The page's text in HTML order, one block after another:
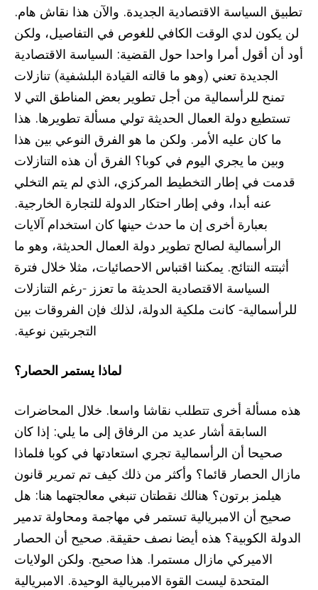
تطبيق السياسة الاقتصادية الجديدة. والآن هذا نقاش هام.
لن يكون لدي الوقت الكافي للغوص في التفاصيل، ولكن
أود أن أقول أمرا واحدا حول القضية: السياسة الاقتصادية
الجديدة تعني (وهو ما قالته القيادة البلشفية) تنازلات
تمنح للرأسمالية من أجل تطوير بعض المناطق التي لا
تستطيع دولة العمال الحديثة تولي مسألة تطويرها. هذا
ما كان عليه الأمر. ولكن ما هو الفرق النوعي بين هذا
وبين ما يجري اليوم في كوبا؟ الفرق أن هذه التنازلات
قدمت في إطار التخطيط المركزي، الذي لم يتم التخلي
عنه أبدا، وفي إطار احتكار الدولة للتجارة الخارجية.
بعبارة أخرى إن ما حدث حينها كان استخدام آلايات
الرأسمالية لصالح تطوير دولة العمال الحديثة، وهو ما
أثبتته النتائج. يمكننا اقتباس الاحصائيات، مثلا خلال فترة
السياسة الاقتصادية الحديثة ما تعزز -رغم التنازلات
للرأسمالية- كانت ملكية الدولة، لذلك فإن الفروقات بين
التجربتين نوعية.
لماذا يستمر الحصار؟
هذه مسألة أخرى تتطلب نقاشا واسعا. خلال المحاضرات
السابقة أشار عديد من الرفاق إلى ما يلي: إذا كان
صحيحا أن الرأسمالية تجري استعادتها في كوبا فلماذا
مازال الحصار قائما؟ وأكثر من ذلك كيف تم تمرير قانون
هيلمز برتون؟ هنالك نقطتان تنبغي معالجتهما هنا: هل
صحيح أن الامبريالية تستمر في مهاجمة ومحاولة تدمير
الدولة الكوبية؟ هذه أيضا نصف حقيقة. صحيح أن الحصار
الاميركي مازال مستمرا. هذا صحيح. ولكن الولايات
المتحدة ليست القوة الامبريالية الوحيدة. الامبريالية